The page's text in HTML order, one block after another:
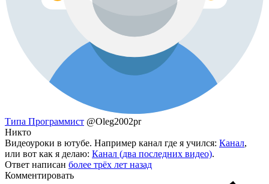
Типа Программист @Oleg2002pr
Никто
Видеоуроки в ютубе. Например канал где я учился: Канал,
или вот как я делаю: Канал (два последних видео).
Ответ написан более трёх лет назад
Комментировать